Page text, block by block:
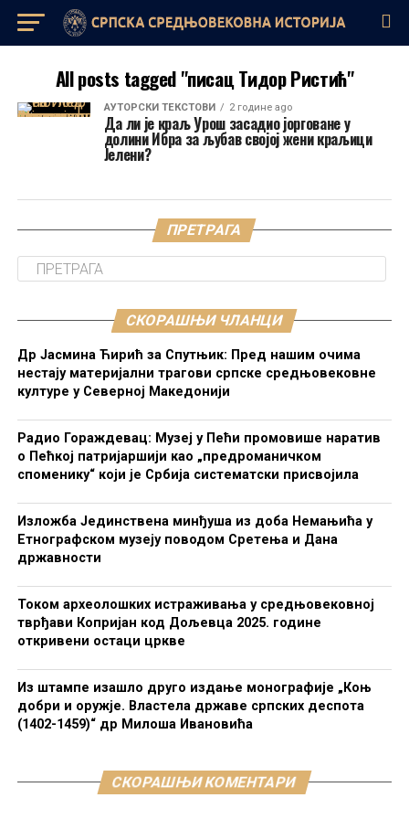
All posts tagged "писац Тидор Ристић"
AУТОРСКИ ТЕКСТОВИ 2 године ago
Да ли је краљ Урош засадио јорговане у
долини Ибра за љубав својој жени краљици
Јелени?
ПРЕТРАГА
СКОРАШЊИ ЧЛАНЦИ
Др Јасмина Ћирић за Спутњик: Пред нашим очима
нестају материјални трагови српске средњовековне
културе у Северној Македонији
Радио Гораждевац: Музеј у Пећи промовише наратив
о Пећкој патријаршији као „предроманичком
споменику“ који је Србија систематски присвојила
Изложба Јединствена минђуша из доба Немањића у
Етнографском музеју поводом Сретења и Дана
државности
Током археолошких истраживања у средњовековној
тврђави Копријан код Дољевца 2025. године
откривени остаци цркве
Из штампе изашло друго издање монографије „Коњ
добри и оружје. Властела државе српских деспота
(1402-1459)“ др Милоша Ивановића
СКОРАШЊИ КОМЕНТАРИ